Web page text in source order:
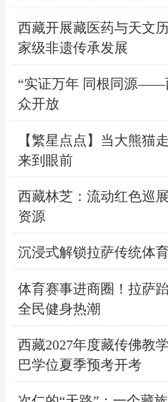
西藏开展藏医药与天文
家级非遗传承发展
“实证万年 同根同源——
众开放
【繁星点点】当大熊猫
来到眼前
西藏林芝：流动红色巡
资源
沉浸式解锁拉萨传统体
体育赛事进商圈！拉萨
全民健身热潮
西藏2027年度藏传佛教
巴学位夏季预考开考